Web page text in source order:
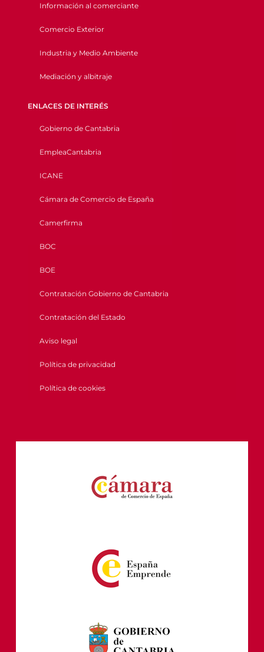
Información al comerciante
Comercio Exterior
Industria y Medio Ambiente
Mediación y albitraje
ENLACES DE INTERÉS
Gobierno de Cantabria
EmpleaCantabria
ICANE
Cámara de Comercio de España
Camerfirma
BOC
BOE
Contratación Gobierno de Cantabria
Contratación del Estado
Aviso legal
Política de privacidad
Política de cookies